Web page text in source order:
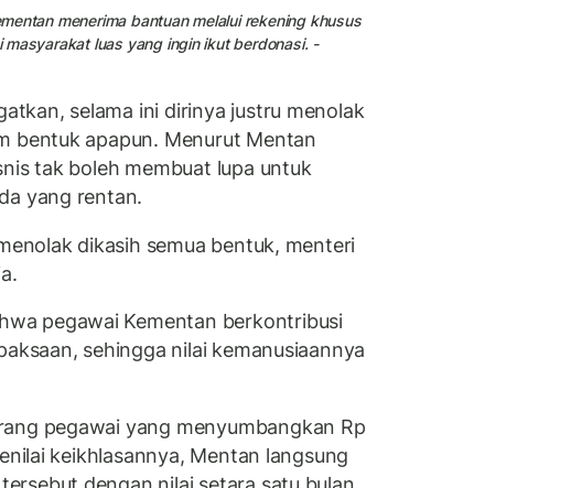
menerima bantuan melalui rekening khusus
luas yang ingin ikut berdonasi. -
selama ini dirinya justru menolak
bentuk apapun. Menurut Mentan
tak boleh membuat lupa untuk
yang rentan.
dikasih semua bentuk, menteri
pegawai Kementan berkontribusi
sehingga nilai kemanusiaannya
pegawai yang menyumbangkan Rp
keikhlasannya, Mentan langsung